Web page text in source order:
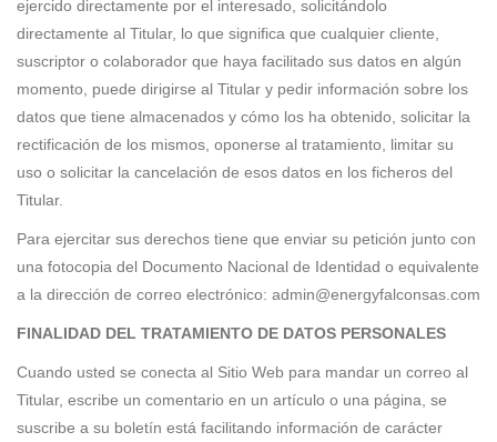
ejercido directamente por el interesado, solicitándolo
directamente al Titular, lo que significa que cualquier cliente,
suscriptor o colaborador que haya facilitado sus datos en algún
momento, puede dirigirse al Titular y pedir información sobre los
datos que tiene almacenados y cómo los ha obtenido, solicitar la
rectificación de los mismos, oponerse al tratamiento, limitar su
uso o solicitar la cancelación de esos datos en los ficheros del
Titular.
Para ejercitar sus derechos tiene que enviar su petición junto con
una fotocopia del Documento Nacional de Identidad o equivalente
a la dirección de correo electrónico: admin@energyfalconsas.com
FINALIDAD DEL TRATAMIENTO DE DATOS PERSONALES
Cuando usted se conecta al Sitio Web para mandar un correo al
Titular, escribe un comentario en un artículo o una página, se
suscribe a su boletín está facilitando información de carácter